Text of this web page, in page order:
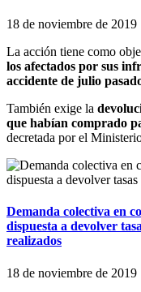
18 de noviembre de 2019
La acción tiene como
los afectados por sus
accidente de julio
También exige la
que habían comprado
decretada por el
Demanda colectiva en
dispuesta a devolver
realizados
18 de noviembre de 2019